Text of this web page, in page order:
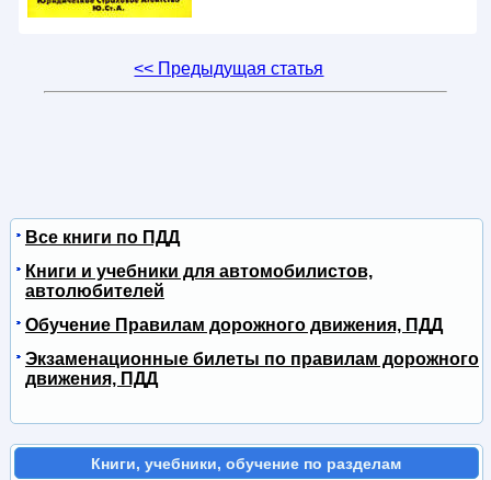
<< Предыдущая статья
Все книги по ПДД
Книги и учебники для автомобилистов,
автолюбителей
Обучение Правилам дорожного движения, ПДД
Экзаменационные билеты по правилам дорожного
движения, ПДД
Книги, учебники, обучение по разделам